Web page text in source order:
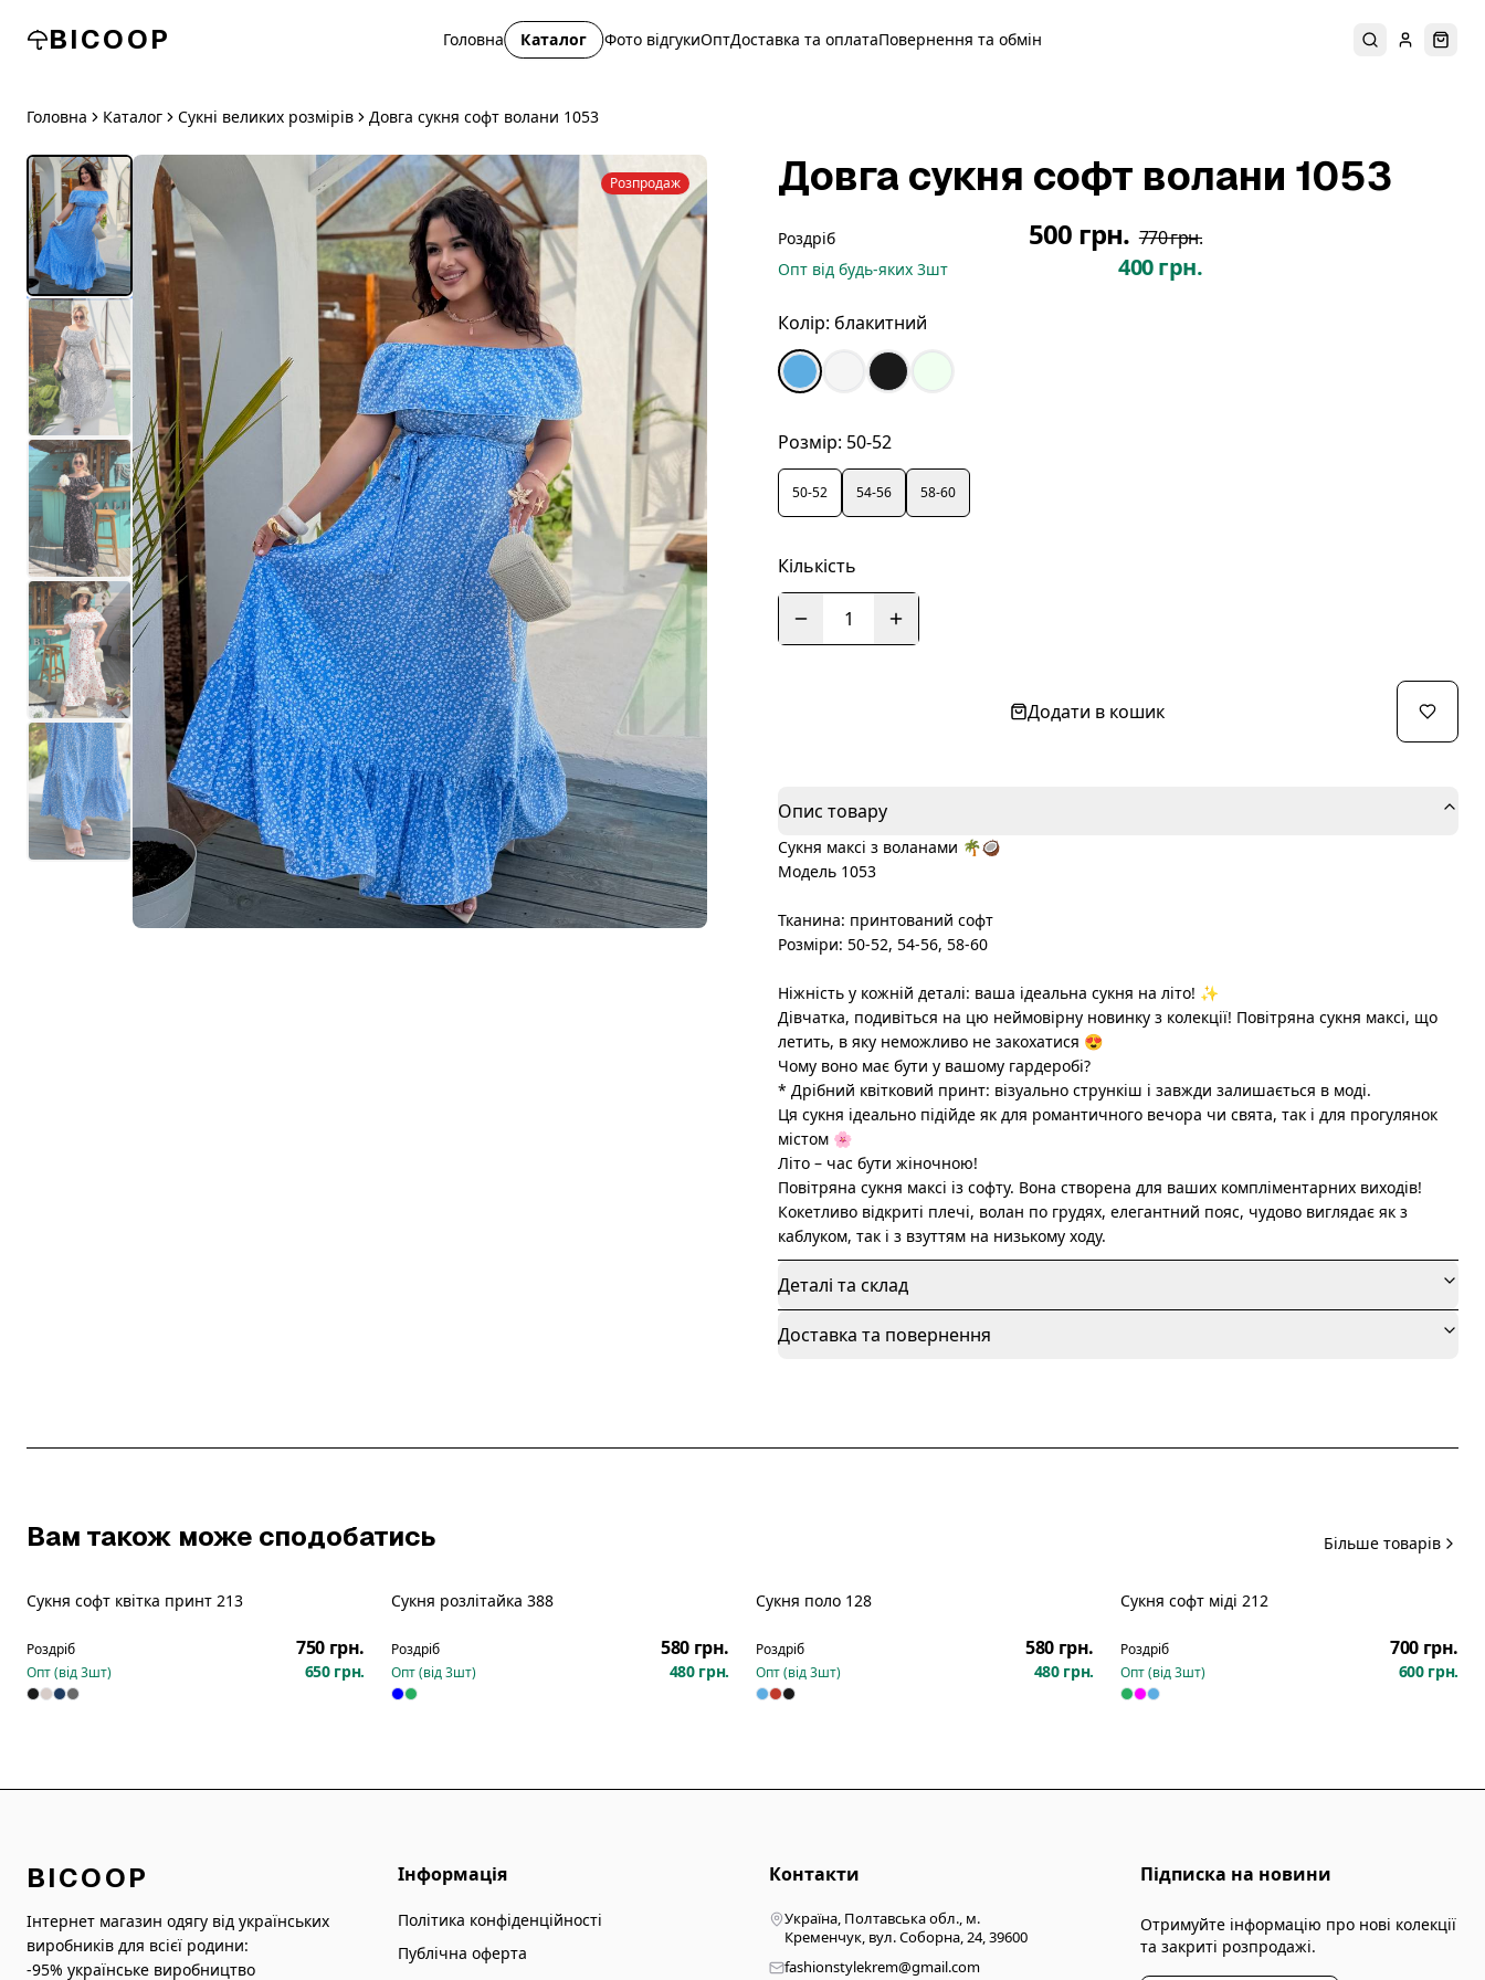
BICOOP Головна Каталог Фото відгукиОптДоставка та оплатаПовернення та обмін ПошукУвійти
Головна Каталог Сукні великих розмірів Довга сукня софт волани 1053
Розпродаж Довга сукня софт волани 1053
Роздріб 500 грн. 770 грн.
Опт від будь-яких 3шт 400 грн.
Колір: блакитний
Розмір: 50-52
50-52 54-56 58-60
Кількість
1
Додати в кошик
Опис товару
Сукня максі з воланами 🌴🥥
Модель 1053
Тканина: принтований софт
Розміри: 50-52, 54-56, 58-60
Ніжність у кожній деталі: ваша ідеальна сукня на літо! ✨
Дівчатка, подивіться на цю неймовірну новинку з колекції! Повітряна сукня максі, що
летить, в яку неможливо не закохатися 😍
Чому воно має бути у вашому гардеробі?
* Дрібний квітковий принт: візуально стрункіш і завжди залишається в моді.
Ця сукня ідеально підійде як для романтичного вечора чи свята, так і для прогулянок
містом 🌸
Літо – час бути жіночною!
Повітряна сукня максі із софту. Вона створена для ваших компліментарних виходів!
Кокетливо відкриті плечі, волан по грудях, елегантний пояс, чудово виглядає як з
каблуком, так і з взуттям на низькому ходу.
Деталі та склад
Доставка та повернення
Вам також може сподобатись Більше товарів
Новинка
Сукня софт квітка принт 213
Роздріб 750 грн.
Опт (від3шт) 650 грн.
Новинка
Сукня розлітайка 388
Роздріб 580 грн.
Опт (від3шт) 480 грн.
Сукня поло 128
Роздріб 580 грн.
Опт (від3шт) 480 грн.
Новинка
Сукня софт міді 212
Роздріб 700 грн.
Опт (від3шт) 600 грн.
BICOOP
Інтернет магазин одягу від українських
виробників для всієї родини:
-95% українське виробництво
Інформація
Політика конфіденційності
Публічна оферта
Контакти
Україна, Полтавська обл., м.
Кременчук, вул. Соборна, 24, 39600
fashionstylekrem@gmail.com
Підписка на новини
Отримуйте інформацію про нові колекції
та закриті розпродажі.